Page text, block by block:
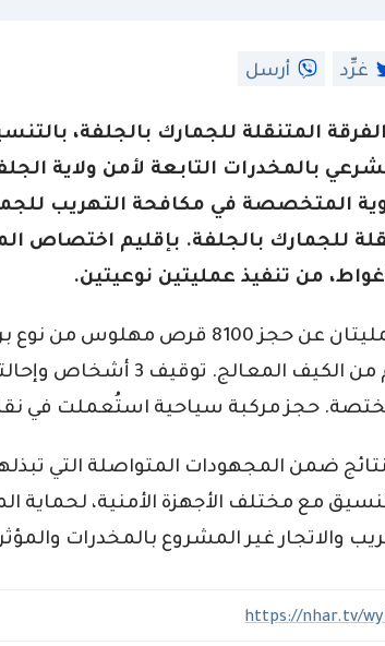
غرِّد أرسل
المتنقلة للجمارك بالجلفة،
بالمخدرات التابعة لأمن ولاية
المتخصصة في مكافحة التهريب
للجمارك بالجلفة. بإقليم اختصاص
من تنفيذ عمليتين نوعيتين.
حجز 600 غرام من الكيف
حجز مركبة سياحية استُعملت في نقل
ضمن المجهودات المتواصلة التي
مع مختلف الأجهزة الأمنية، لحماية
والاتجار غير المشروع بالمخدرات
https://nhar.tv/